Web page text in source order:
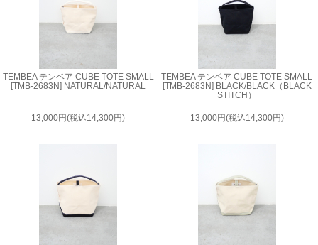
TEMBEA テンベア CUBE TOTE SMALL
[TMB-2683N] NATURAL/NATURAL
13,000円(税込14,300円)
TEMBEA テンベア CUBE TOTE SMALL
[TMB-2683N] BLACK/BLACK（BLACK
STITCH）
13,000円(税込14,300円)